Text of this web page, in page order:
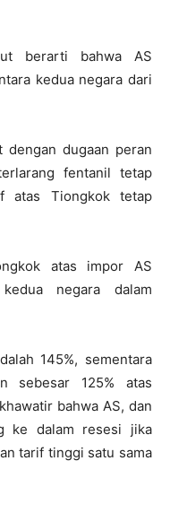
berarti bahwa AS
kedua negara dari
dengan dugaan peran
fentanil tetap
atas Tiongkok tetap
atas impor AS
negara dalam
145%, sementara
sebesar 125% atas
bahwa AS, dan
ke dalam resesi jika
tarif tinggi satu sama